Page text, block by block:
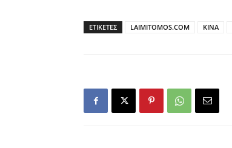
ΕΤΙΚΕΤΕΣ LAIMITOMOS.COM ΚΙΝΑ